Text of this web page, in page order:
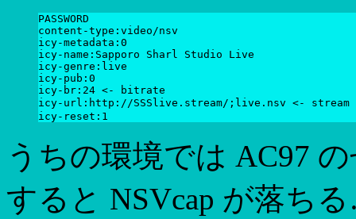
PASSWORD
content-type:video/nsv
icy-metadata:0
icy-name:Sapporo Sharl Studio Live
icy-genre:live
icy-pub:0
icy-br:24 <- bitrate
icy-url:http://SSSlive.stream/;live.nsv <- stream URI
うちの環境では AC97
すると NSVcap が落ち